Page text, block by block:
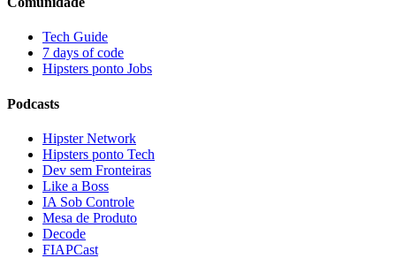
Tech Guide
7 days of code
Hipsters ponto Jobs
Podcasts
Hipster Network
Hipsters ponto Tech
Dev sem Fronteiras
Like a Boss
IA Sob Controle
Mesa de Produto
Decode
FIAPCast